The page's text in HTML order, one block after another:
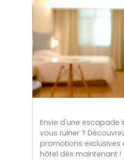
Envie d'une escapade
vous ruiner ?
promotions exclusives
hôtel dès maintenant !